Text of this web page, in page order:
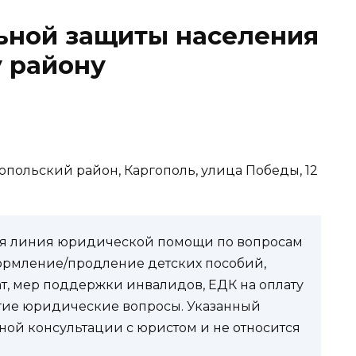
защиты населения
району
район, Каргополь, улица Победы, 12
линия юридической помощи по вопросам
продление детских пособий,
мер поддержки инвалидов, ЕДК на оплату
юридические вопросы. Указанный
консультации с юристом и не относится